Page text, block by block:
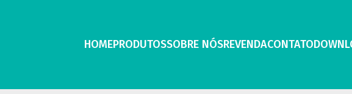
HOMEPRODUTOSSOBRE NÓSREVENDACONTATO